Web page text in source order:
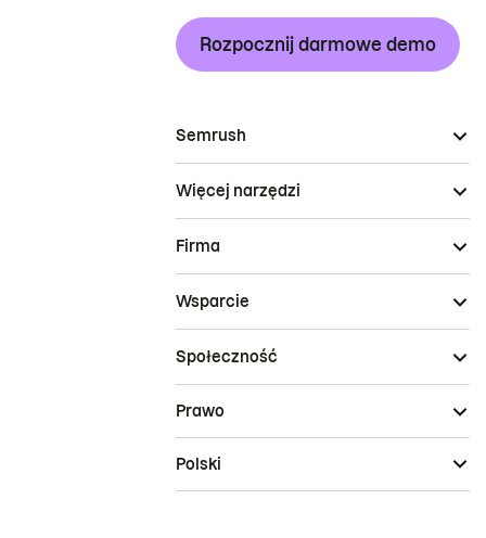
Rozpocznij darmowe demo
Semrush
Więcej narzędzi
Firma
Wsparcie
Społeczność
Prawo
Polski